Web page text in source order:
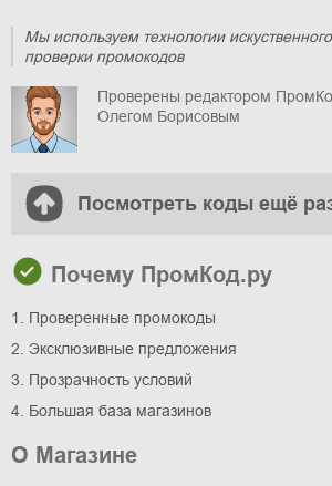
Мы используем технологии
проверки промокодов
Проверены редактором
Олегом Борисовым
Посмотреть коды ещё
Почему ПромКод.ру
1. Проверенные промокоды
2. Эксклюзивные предложения
3. Прозрачность условий
4. Большая база магазинов
О Магазине